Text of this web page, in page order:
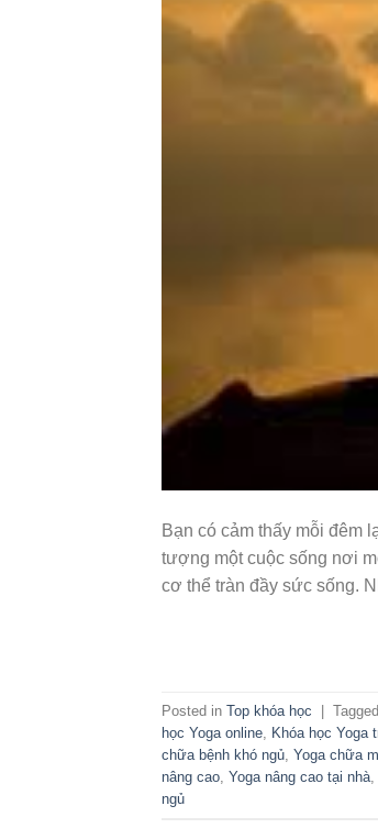
Bạn có cảm thấy mỗi đêm
tượng một cuộc sống nơi
cơ thể tràn đầy sức sống.
Posted in Top khóa học | Tagged
học Yoga online Khóa học Yoga
chữa bệnh khó ngủ Yoga chữa
nâng cao Yoga nâng cao tại nhà
ngủ